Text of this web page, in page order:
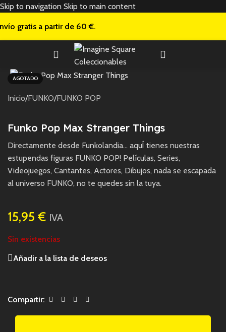
Skip to navigation Skip to main content
gratis a partir de 60 €.
AGOTADO
Inicio/FUNKO/FUNKO POP
Funko Pop Max Stranger Things
Directamente desde Funkolandia… aquÍ tienes nuestras
estupendas figuras FUNKO POP! Películas, Series,
Videojuegos, Cantantes, Actores, Dibujos, nada se escapada
al universo FUNKO, no te quedes sin la tuya.
15,95 € IVA
Sin existencias
Añadir a la lista de deseos
Compartir: